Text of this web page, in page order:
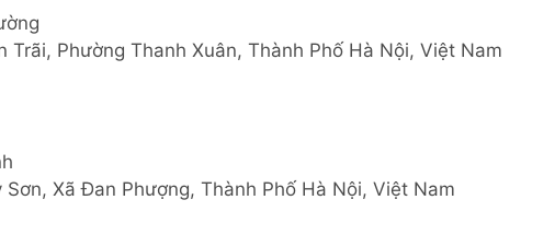
Trãi, Phường Thanh Xuân, Thành Phố Hà Nội, Việt Nam
Sơn, Xã Đan Phượng, Thành Phố Hà Nội, Việt Nam